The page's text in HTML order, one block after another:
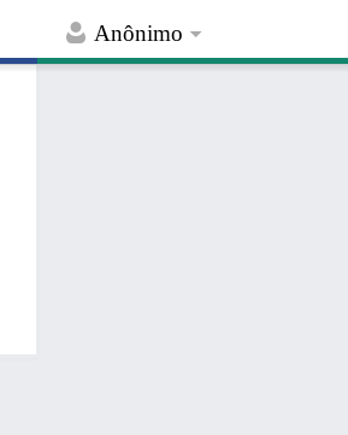
Anônimo